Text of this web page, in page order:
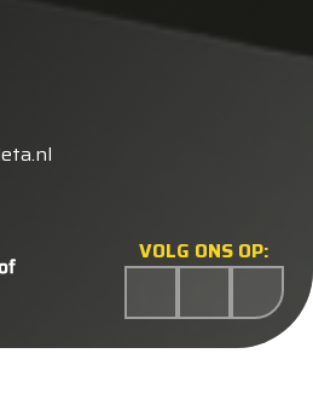
VOLG ONS OP: